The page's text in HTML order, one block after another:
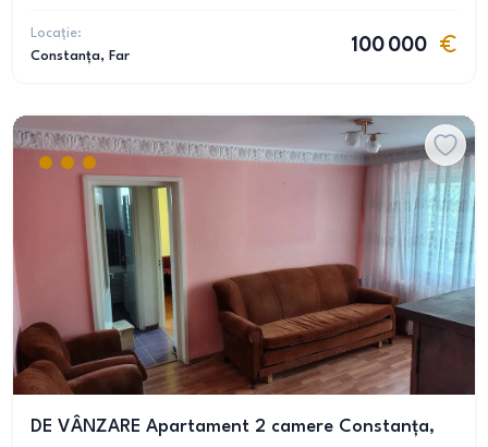
Locație:
Constanța, Far
100 000
DE VÂNZARE Apartament 2 camere Constanța,